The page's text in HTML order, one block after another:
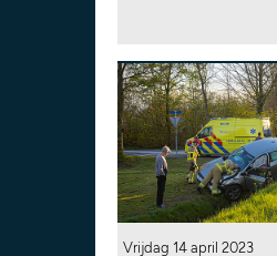
Vrijdag 14 april 2023